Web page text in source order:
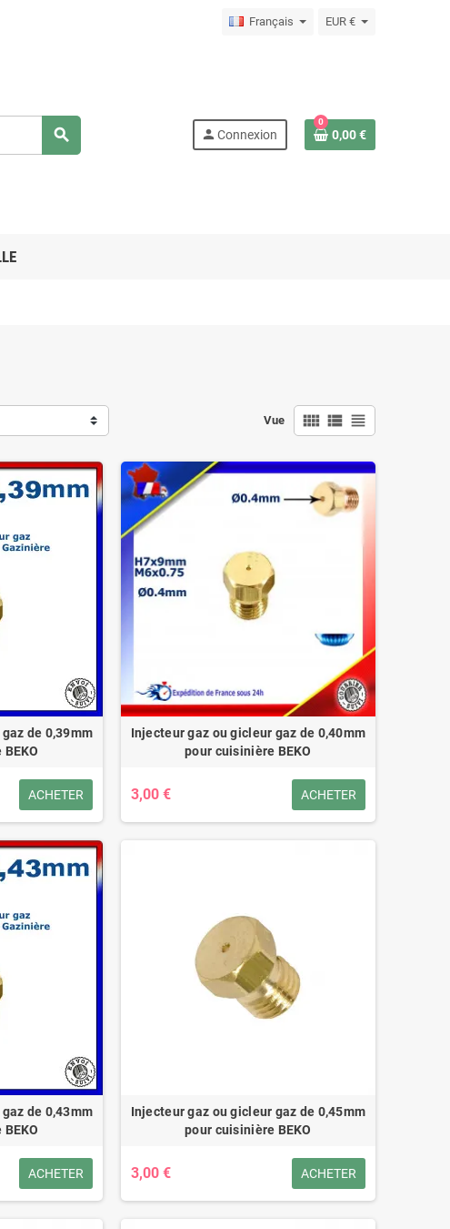
Français EUR €
search person Connexion
0
0,00 €
Vue view_comfy view_list view_headline
de 0,39mm
ACHETER
Injecteur gaz ou gicleur gaz de 0,40mm
pour cuisinière BEKO
3,00 € ACHETER
de 0,43mm
ACHETER
Injecteur gaz ou gicleur gaz de 0,45mm
pour cuisinière BEKO
3,00 € ACHETER